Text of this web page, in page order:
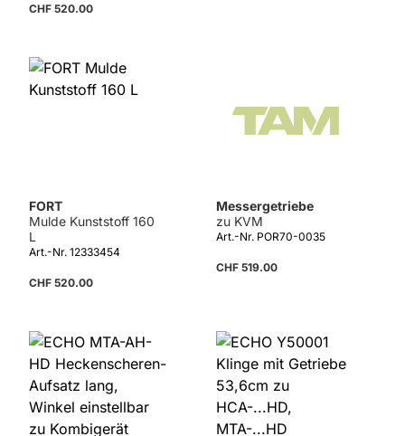
CHF 520.00
FORT
Mulde Kunststoff 160
L
Art.-Nr. 12333454
CHF 520.00
Messergetriebe
zu KVM
Art.-Nr. POR70-0035
CHF 519.00